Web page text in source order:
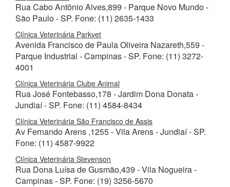
Rua Cabo Antônio Alves,899 - Parque Novo Mundo -
São Paulo - SP. Fone: (11) 2635-1433
Clínica Veterinária Parkvet
Avenida Francisco de Paula Oliveira Nazareth,559 -
Parque Industrial - Campinas - SP. Fone: (11) 3272-
4001
Clínica Veterinária Clube Animal
Rua José Fontebasso,178 - Jardim Dona Donata -
Jundiaí - SP. Fone: (11) 4584-8434
Clínica Veterinária São Francisco de Assis
Av Fernando Arens ,1255 - Vila Arens - Jundiaí - SP.
Fone: (11) 4587-9922
Clínica Veterinária Stevenson
Rua Dona Luísa de Gusmão,439 - Vila Nogueira -
Campinas - SP. Fone: (19) 3256-5670